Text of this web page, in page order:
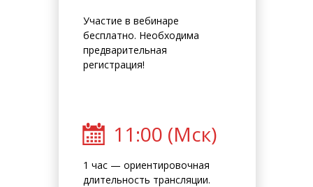
1 час — ориентировочная
длительность трансляции.
11:00 (Мск)
Участие в вебинаре
бесплатно. Необходима
предварительная
регистрация!